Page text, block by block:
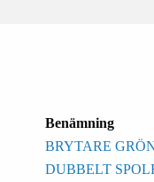
Benämning
BRYTARE
DUBBELT